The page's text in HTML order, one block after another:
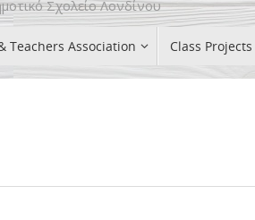
Σχολείο Λονδίνου
Teachers Association Class Projects